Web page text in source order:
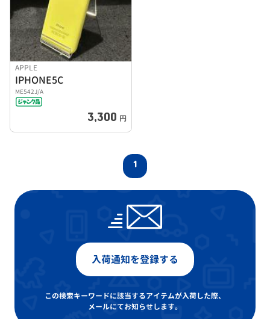
APPLE
IPHONE5C
ME542J/A
3,300 円
1
入荷通知を登録する
この検索キーワードに該当するアイテムが入荷した際、
メールにてお知らせします。